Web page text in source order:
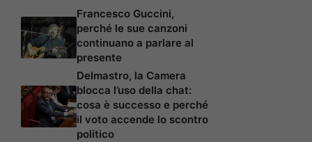
Francesco Guccini,
perché le sue canzoni
continuano a parlare al
presente
Delmastro, la Camera
blocca l’uso della chat:
cosa è successo e perché
il voto accende lo scontro
politico